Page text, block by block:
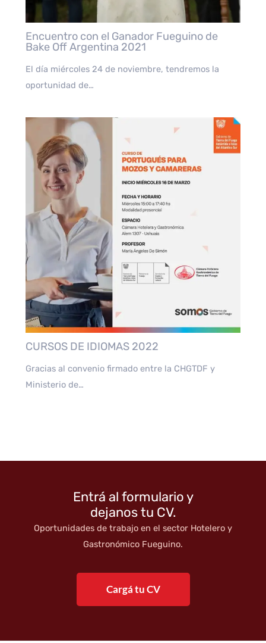
Encuentro con el Ganador Fueguino de
Bake Off Argentina 2021
El día miércoles 24 de noviembre, tendremos la
oportunidad de…
CURSOS DE IDIOMAS 2022
Gracias al convenio firmado entre la CHGTDF y
Ministerio de…
Entrá al formulario y
dejanos tu CV.
Oportunidades de trabajo en el sector Hotelero y
Gastronómico Fueguino.
Cargá tu CV